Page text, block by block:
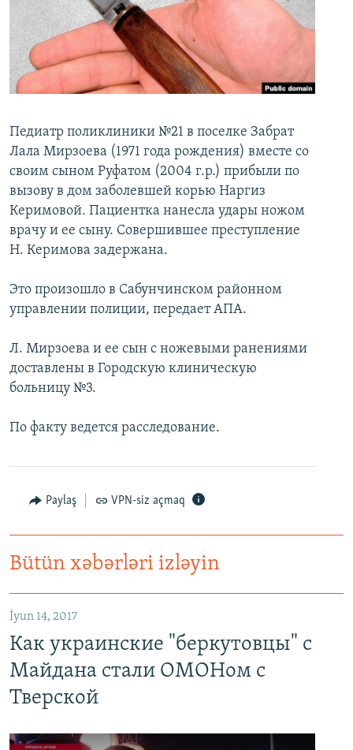
İNFOQRAFIKA
KARIKATURA
AZƏRBAYCAN ƏDƏBIYYATI KITABXANASI
İSLAM VƏ DEMOKRATIYA
İZ - MƏDƏNIYYƏT PROQRAMI
MISSIYAMIZ
PEŞƏ ETIKASI VƏ JURNALISTIKA STANDARTLARIMIZ
MATERIALLARIMIZDAN ISTIFADƏ
BIZIMLƏ ƏLAQƏ
XƏBƏR BÜLLETENLƏRIMIZ
BIZI IZLƏ
Педиатр поликлиники №21 в поселке Забрат
Лала Мирзоева (1971 года рождения) вместе со
своим сыном Руфатом (2004 г.р.) прибыли по
вызову в дом заболевшей корью Наргиз
Керимовой. Пациентка нанесла удары ножом
врачу и ее сыну. Совершившее преступление
Н. Керимова задержана.
Это произошло в Сабунчинском районном
управлении полиции, передает АПА.
Л. Мирзоева и ее сын с ножевыми ранениями
доставлены в Городскую клиническую
больницу №3.
По факту ведется расследование.
Paylaş VPN-siz açmaq
Bütün xəbərləri izləyin
İyun 14, 2017
Как украинские "беркутовцы" с
Майдана стали ОМОНом с
Тверской